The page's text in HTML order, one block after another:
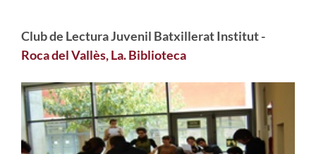
Club de Lectura Juvenil Batxillerat Institut -
Roca del Vallès, La. Biblioteca